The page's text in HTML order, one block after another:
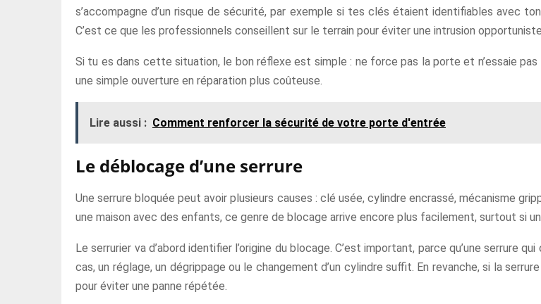
s’accompagne d’un risque de sécurité, par exemple si tes clés étaient identifiables avec
C’est ce que les professionnels conseillent sur le terrain pour éviter une intrusion
Si tu es dans cette situation, le bon réflexe est simple : ne force pas la porte et n’essaie
une simple ouverture en réparation plus coûteuse.
Lire aussi : Comment renforcer la sécurité de votre porte d'entrée
Le déblocage d’une serrure
Une serrure bloquée peut avoir plusieurs causes : clé usée, cylindre encrassé, mécanisme
une maison avec des enfants, ce genre de blocage arrive encore plus facilement, surtout si
Le serrurier va d’abord identifier l’origine du blocage. C’est important, parce qu’une serrure
cas, un réglage, un dégrippage ou le changement d’un cylindre suffit. En revanche, si la
pour éviter une panne répétée.